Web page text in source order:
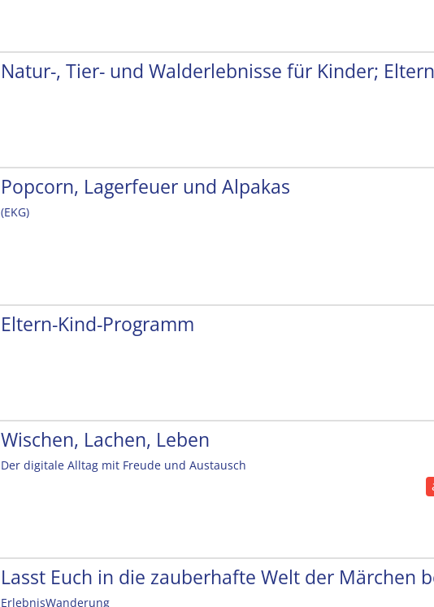
Natur-, Tier- und Walderlebnisse für Kinder;
Popcorn, Lagerfeuer und Alpakas
(EKG)
Eltern-Kind-Programm
Wischen, Lachen, Leben
Der digitale Alltag mit Freude und Austausch
Lasst Euch in die zauberhafte Welt der Märchen
ErlebnisWanderung